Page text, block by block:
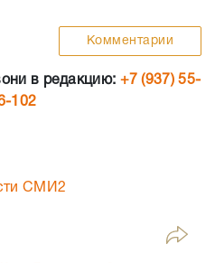
Комментарии
в редакцию: +7 (937) 55-
102
СМИ2